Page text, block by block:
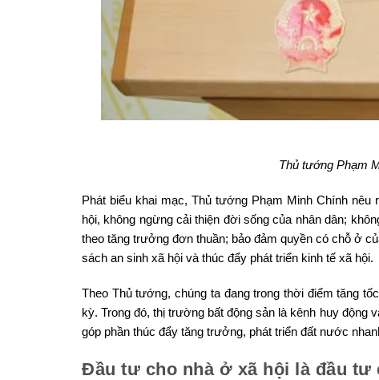
Thủ tướng Phạm
Phát biểu khai mạc, Thủ tướng Phạm Minh Chính
hội, không ngừng cải thiện đời sống của nhân dân;
theo tăng trưởng đơn thuần; bảo đảm quyền có chỗ ở
sách an sinh xã hội và thúc đẩy phát triển kinh tế xã hội.
Theo Thủ tướng, chúng ta đang trong thời điểm tăng
kỳ. Trong đó, thị trường bất động sản là kênh huy động
góp phần thúc đẩy tăng trưởng, phát triển đất nước
Đầu tư cho nhà ở xã hội là đầu